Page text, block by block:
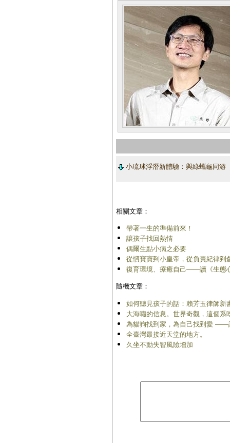
小琉球浮潛新體驗：與綠蠵龜同游
相關文章：
帶著一生的準備前來！
讓孩子找回熱情
偶爾生點小病之必要
從慣寶寶到小皇帝，從負責紀律到
復育環境、療癒自己——讀《生態
隨機文章：
如何聽見孩子的話：賴芳玉律師新
大海嘯的信息。世界奇觀，這個
為貓狗找到家，為自己找到愛 ——
全臺灣最接近天堂的地方。
久坐不動失智風險增加